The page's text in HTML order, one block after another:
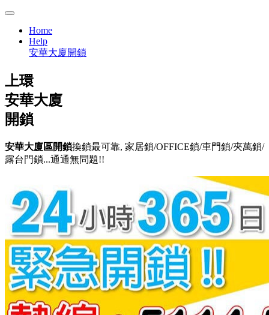
Home
Help
安華大廈開鎖
上環
安華大廈
開鎖
安華大廈區開鎖換鎖最可靠, 家居鎖/OFFICE鎖/車門鎖/夾萬鎖/
露台門鎖...通通無問題!!